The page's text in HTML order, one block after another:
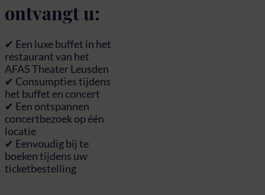
ontvangt u:
✔ Een luxe buffet in het
restaurant van het
AFAS Theater Leusden
✔ Consumpties tijdens
het buffet en concert
✔ Een ontspannen
concertbezoek op één
locatie
✔ Eenvoudig bij te
boeken tijdens uw
ticketbestelling